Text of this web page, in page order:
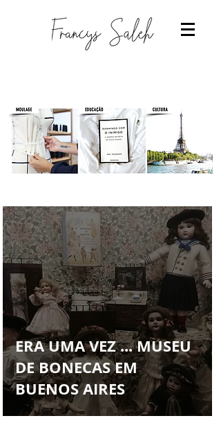
Designer de moda
-Estudantes de
-Trabalhar com
-Estudar Moda
Francys Saleh
ERA UMA VEZ ... MUSEU
DE BONECAS EM
BUENOS AIRES